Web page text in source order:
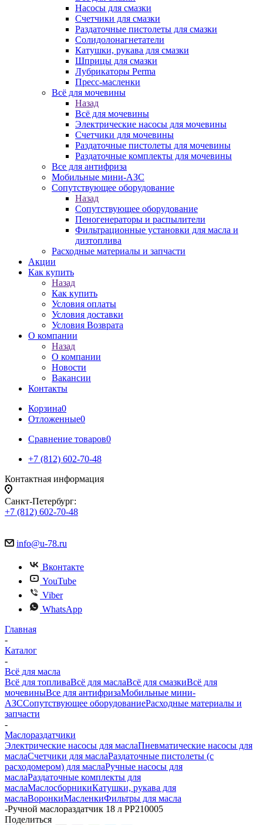
Насосы для смазки
Счетчики для смазки
Раздаточные пистолеты для смазки
Солидолонагнетатели
Катушки, рукава для смазки
Шприцы для смазки
Лубрикаторы Perma
Пресс-масленки
Всё для мочевины
Назад
Всё для мочевины
Электрические насосы для мочевины
Счетчики для мочевины
Раздаточные пистолеты для мочевины
Раздаточные комплекты для мочевины
Все для антифриза
Мобильные мини-АЗС
Сопутствующее оборудование
Назад
Сопутствующее оборудование
Пеногенераторы и распылители
Фильтрационные установки для масла и
дизтоплива
Расходные материалы и запчасти
Акции
Как купить
Назад
Как купить
Условия оплаты
Условия доставки
Условия Возврата
О компании
Назад
О компании
Новости
Вакансии
Контакты
Корзина0
Отложенные0
Сравнение товаров0
+7 (812) 602-70-48
Контактная информация
Санкт-Петербург:
+7 (812) 602-70-48
info@u-78.ru
Вконтакте
YouTube
Viber
WhatsApp
Главная
-
Каталог
-
Всё для масла
Всё для топливаВсё для маслаВсё для смазкиВсё для
мочевиныВсе для антифризаМобильные мини-
АЗССопутствующее оборудованиеРасходные материалы и
запчасти
-
Маслораздатчики
Электрические насосы для маслаПневматические насосы для
маслаСчетчики для маслаРаздаточные пистолеты (с
расходомером) для маслаРучные насосы для
маслаРаздаточные комплекты для
маслаМаслосборникиКатушки, рукава для
маслаВоронкиМасленкиФильтры для масла
-Ручной маслораздатчик 18 л PP210005
Поделиться